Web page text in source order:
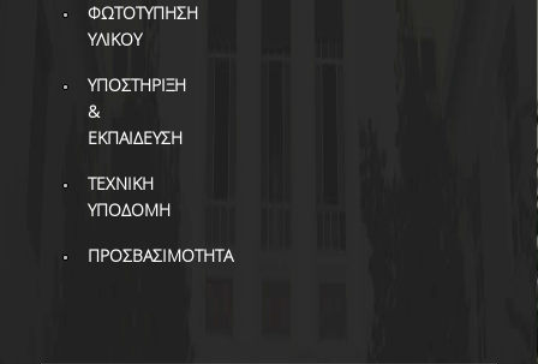
ΦΩΤΟΤΥΠΗΣΗ
ΥΛΙΚΟΥ
ΥΠΟΣΤΗΡΙΞΗ
&
ΕΚΠΑΙΔΕΥΣΗ
ΤΕΧΝΙΚΗ
ΥΠΟΔΟΜΗ
ΠΡΟΣΒΑΣΙΜΟΤΗΤΑ